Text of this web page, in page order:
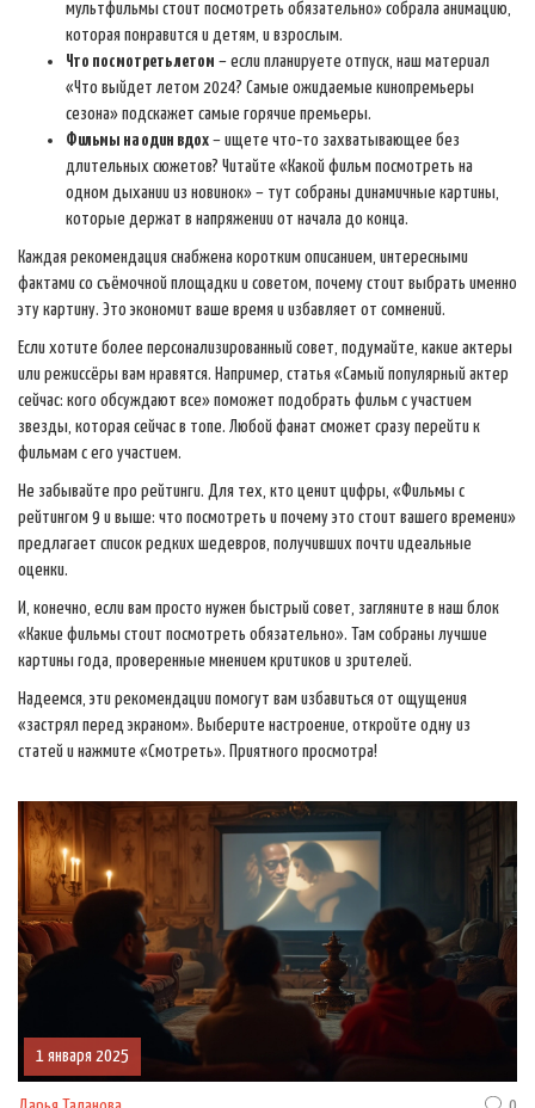
мультфильмы стоит посмотреть обязательно» собрала анимацию,
которая понравится и детям, и взрослым.
Что посмотреть летом – если планируете отпуск, наш материал
«Что выйдет летом 2024? Самые ожидаемые кинопремьеры
сезона» подскажет самые горячие премьеры.
Фильмы на один вдох – ищете что‑то захватывающее без
длительных сюжетов? Читайте «Какой фильм посмотреть на
одном дыхании из новинок» – тут собраны динамичные картины,
которые держат в напряжении от начала до конца.
Каждая рекомендация снабжена коротким описанием, интересными
фактами со съёмочной площадки и советом, почему стоит выбрать именно
эту картину. Это экономит ваше время и избавляет от сомнений.
Если хотите более персонализированный совет, подумайте, какие актеры
или режиссёры вам нравятся. Например, статья «Самый популярный актер
сейчас: кого обсуждают все» поможет подобрать фильм с участием
звезды, которая сейчас в топе. Любой фанат сможет сразу перейти к
фильмам с его участием.
Не забывайте про рейтинги. Для тех, кто ценит цифры, «Фильмы с
рейтингом 9 и выше: что посмотреть и почему это стоит вашего времени»
предлагает список редких шедевров, получивших почти идеальные
оценки.
И, конечно, если вам просто нужен быстрый совет, загляните в наш блок
«Какие фильмы стоит посмотреть обязательно». Там собраны лучшие
картины года, проверенные мнением критиков и зрителей.
Надеемся, эти рекомендации помогут вам избавиться от ощущения
«застрял перед экраном». Выберите настроение, откройте одну из
статей и нажмите «Смотреть». Приятного просмотра!
1 января 2025